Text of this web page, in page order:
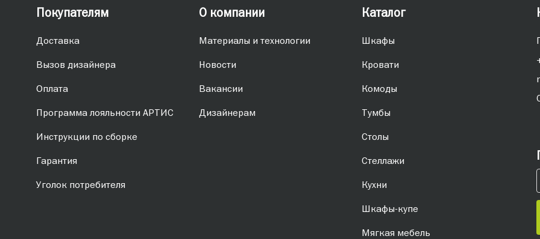
Покупателям
Доставка
Вызов дизайнера
Оплата
Программа лояльности АРТИС
Инструкции по сборке
Гарантия
Уголок потребителя
О компании
Материалы и технологии
Новости
Вакансии
Дизайнерам
Каталог
Шкафы
Кровати
Комоды
Тумбы
Столы
Стеллажи
Кухни
Шкафы-купе
Мягкая мебель